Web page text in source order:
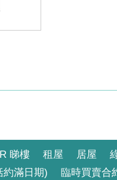
睇樓 租屋 居屋
約滿日期)
臨時買賣合